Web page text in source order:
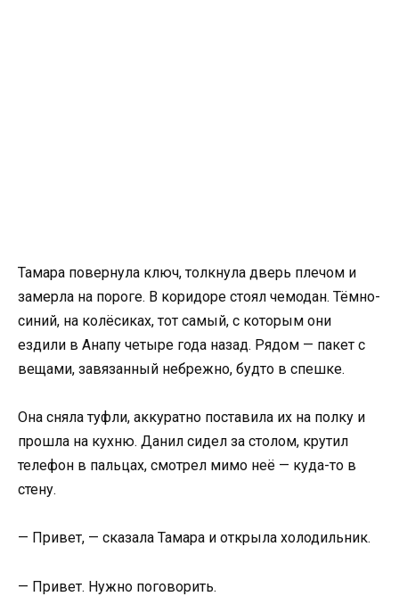
Тамара повернула ключ, толкнула дверь плечом и
замерла на пороге. В коридоре стоял чемодан. Тёмно-
синий, на колёсиках, тот самый, с которым они
ездили в Анапу четыре года назад. Рядом — пакет с
вещами, завязанный небрежно, будто в спешке.
Она сняла туфли, аккуратно поставила их на полку и
прошла на кухню. Данил сидел за столом, крутил
телефон в пальцах, смотрел мимо неё — куда-то в
стену.
— Привет, — сказала Тамара и открыла холодильник.
— Привет. Нужно поговорить.